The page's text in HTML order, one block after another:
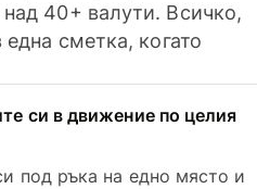
40+ валути. Всичко,
сметка, когато
си в движение по целия
под ръка на едно място и